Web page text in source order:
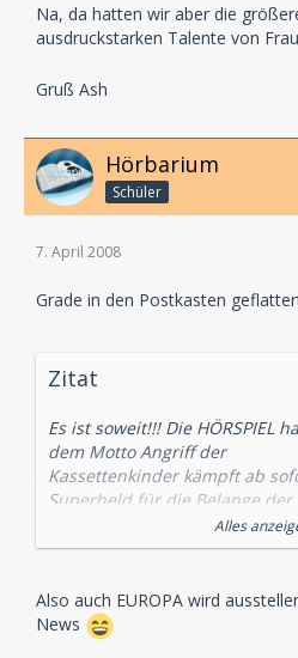
Na, da hatten wir aber die
ausdruckstarken Talente von
Gruß Ash
Hörbarium
Schüler
7. April 2008
Grade in den Postkasten
Zitat
Es ist soweit!!! Die HÖRSPIEL
dem Motto Angriff der
Kassettenkinder kämpft ab
Superheld für die Belange der
Hörbespielten! Was dem
Strumpfhosen allerdings
info@diehoerspiel.de
Der Hörspielkult aus den
Alles
Also auch EUROPA wird
News